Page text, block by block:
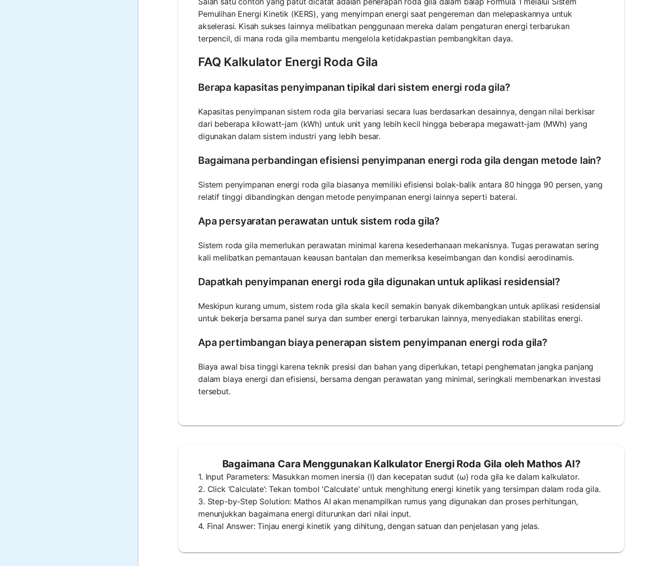
Pemulihan Energi Kinetik (KERS), yang menyimpan energi saat pengereman dan melepaskannya untuk
akselerasi. Kisah sukses lainnya melibatkan penggunaan mereka dalam pengaturan energi terbarukan
terpencil, di mana roda gila membantu mengelola ketidakpastian pembangkitan daya.
FAQ Kalkulator Energi Roda Gila
Berapa kapasitas penyimpanan tipikal dari sistem energi roda gila?
Kapasitas penyimpanan sistem roda gila bervariasi secara luas berdasarkan desainnya, dengan nilai berkisar
dari beberapa kilowatt-jam (kWh) untuk unit yang lebih kecil hingga beberapa megawatt-jam (MWh) yang
digunakan dalam sistem industri yang lebih besar.
Bagaimana perbandingan efisiensi penyimpanan energi roda gila dengan metode lain?
Sistem penyimpanan energi roda gila biasanya memiliki efisiensi bolak-balik antara 80 hingga 90 persen, yang
relatif tinggi dibandingkan dengan metode penyimpanan energi lainnya seperti baterai.
Apa persyaratan perawatan untuk sistem roda gila?
Sistem roda gila memerlukan perawatan minimal karena kesederhanaan mekanisnya. Tugas perawatan sering
kali melibatkan pemantauan keausan bantalan dan memeriksa keseimbangan dan kondisi aerodinamis.
Dapatkah penyimpanan energi roda gila digunakan untuk aplikasi residensial?
Meskipun kurang umum, sistem roda gila skala kecil semakin banyak dikembangkan untuk aplikasi residensial
untuk bekerja bersama panel surya dan sumber energi terbarukan lainnya, menyediakan stabilitas energi.
Apa pertimbangan biaya penerapan sistem penyimpanan energi roda gila?
Biaya awal bisa tinggi karena teknik presisi dan bahan yang diperlukan, tetapi penghematan jangka panjang
dalam biaya energi dan efisiensi, bersama dengan perawatan yang minimal, seringkali membenarkan investasi
tersebut.
Bagaimana Cara Menggunakan Kalkulator Energi Roda Gila oleh Mathos AI?
1. Input Parameters: Masukkan momen inersia (I) dan kecepatan sudut (ω) roda gila ke dalam kalkulator.
2. Click ‘Calculate’: Tekan tombol 'Calculate' untuk menghitung energi kinetik yang tersimpan dalam roda gila.
3. Step-by-Step Solution: Mathos AI akan menampilkan rumus yang digunakan dan proses perhitungan,
menunjukkan bagaimana energi diturunkan dari nilai input.
4. Final Answer: Tinjau energi kinetik yang dihitung, dengan satuan dan penjelasan yang jelas.